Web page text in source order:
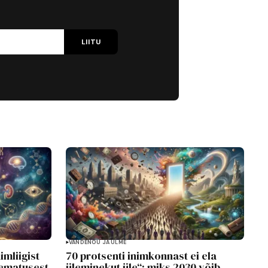
LIITU
VANDENÕU JA ULME
70 protsenti inimkonnast ei ela